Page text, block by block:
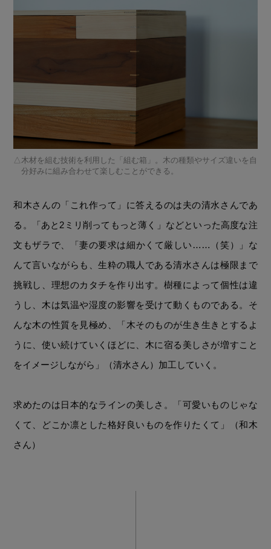
木材を組む技術を利用した「組む箱」。木の種類やサイズ違いを自
分好みに組み合わせて楽しむことができる。
和木さんの「これ作って」に答えるのは夫の清水さんであ
る。「あと2ミリ削ってもっと薄く」などといった高度な注
文もザラで、「妻の要求は細かくて厳しい……（笑）」な
んて言いながらも、生粋の職人である清水さんは極限まで
挑戦し、理想のカタチを作り出す。樹種によって個性は違
うし、木は気温や湿度の影響を受けて動くものである。そ
んな木の性質を見極め、「木そのものが生き生きとするよ
うに、使い続けていくほどに、木に宿る美しさが増すこと
をイメージしながら」（清水さん）加工していく。
求めたのは日本的なラインの美しさ。「可愛いものじゃな
くて、どこか凛とした格好良いものを作りたくて」（和木
さん）